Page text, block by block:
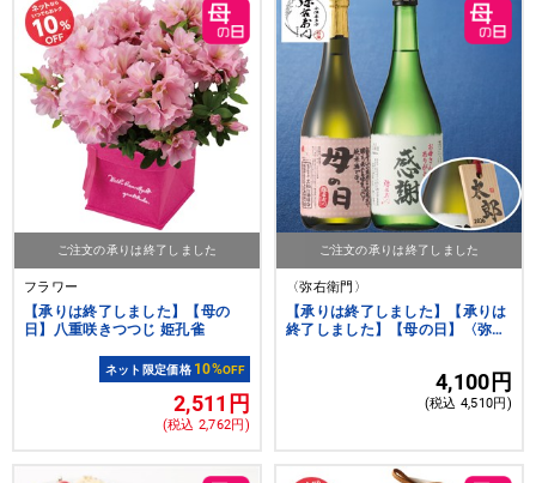
ご注文の承りは終了しました
フラワー
【承りは終了しました】【母の
日】八重咲きつつじ 姫孔雀
ネット限定価格 10%OFF
2,511円
(税込 2,762円)
ご注文の承りは終了しました
〈弥右衛門〉
【承りは終了しました】【承りは
終了しました】【母の日】〈弥右
4,100円
(税込 4,510円)